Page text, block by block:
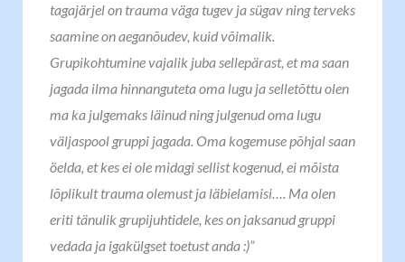
tagajärjel on trauma väga tugev ja sügav ning terveks
saamine on aeganõudev, kuid võimalik.
Grupikohtumine vajalik juba sellepärast, et ma saan
jagada ilma hinnanguteta oma lugu ja selletõttu olen
ma ka julgemaks läinud ning julgenud oma lugu
väljaspool gruppi jagada. Oma kogemuse põhjal saan
öelda, et kes ei ole midagi sellist kogenud, ei mõista
lõplikult trauma olemust ja läbielamisi…. Ma olen
eriti tänulik grupijuhtidele, kes on jaksanud gruppi
vedada ja igakülgset toetust anda :)”